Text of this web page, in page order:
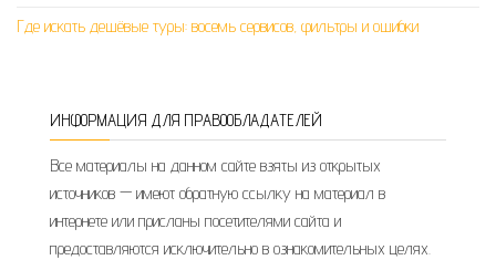
Где искать дешёвые туры: восемь сервисов, фильтры и ошибки
ИНФОРМАЦИЯ ДЛЯ ПРАВООБЛАДАТЕЛЕЙ
Все материалы на данном сайте взяты из открытых
источников — имеют обратную ссылку на материал в
интернете или присланы посетителями сайта и
предоставляются исключительно в ознакомительных целях.